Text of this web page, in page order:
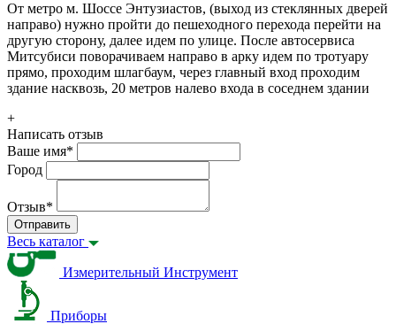
От метро м. Шоссе Энтузиастов, (выход из стеклянных дверей
направо) нужно пройти до пешеходного перехода перейти на
другую сторону, далее идем по улице. После автосервиса
Митсубиси поворачиваем направо в арку идем по тротуару
прямо, проходим шлагбаум, через главный вход проходим
здание насквозь, 20 метров налево входа в соседнем здании
+
Написать отзыв
Ваше имя*
Город
Отзыв*
Отправить
Весь каталог
Измерительный Инструмент
Приборы